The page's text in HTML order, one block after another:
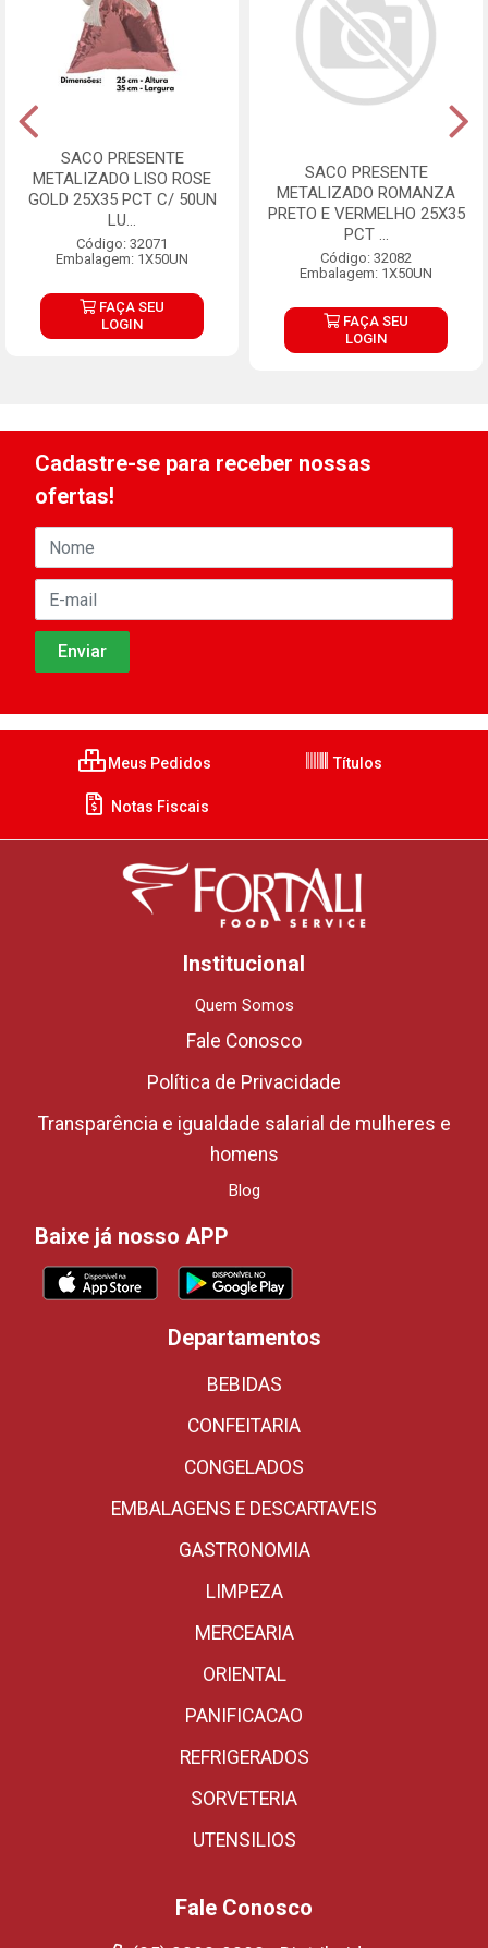
SACO PRESENTE
METALIZADO LISO ROSE
GOLD 25X35 PCT C/ 50UN
LU...
Código: 32071
Embalagem: 1X50UN
FAÇA SEU
LOGIN
SACO PRESENTE
METALIZADO ROMANZA
PRETO E VERMELHO 25X35
PCT ...
Código: 32082
Embalagem: 1X50UN
FAÇA SEU
LOGIN
Cadastre-se para receber nossas
ofertas!
Meus Pedidos Títulos
Notas Fiscais
Institucional
Quem Somos
Fale Conosco
Política de Privacidade
Transparência e igualdade salarial de mulheres e
homens
Blog
Baixe já nosso APP
Departamentos
BEBIDAS
CONFEITARIA
CONGELADOS
EMBALAGENS E DESCARTAVEIS
GASTRONOMIA
LIMPEZA
MERCEARIA
ORIENTAL
PANIFICACAO
REFRIGERADOS
SORVETERIA
UTENSILIOS
Fale Conosco